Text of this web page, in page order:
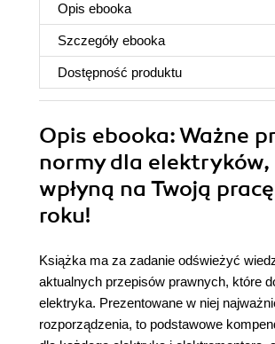
Opis ebooka
Szczegóły ebooka
Dostępność produktu
Opis ebooka: Ważne
normy dla
wpłyną na Twoją
roku!
Książka ma za zadanie odświeżyć
aktualnych przepisów prawnych, które
elektryka. Prezentowane w niej
rozporządzenia, to podstawowe